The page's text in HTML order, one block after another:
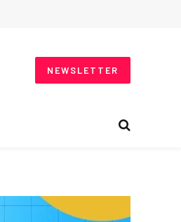
NEWSLETTER